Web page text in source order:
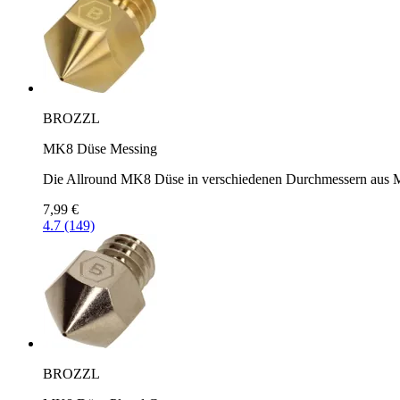
BROZZL
MK8 Düse Messing
Die Allround MK8 Düse in verschiedenen Durchmessern aus
7,99 €
4.7 (149)
BROZZL